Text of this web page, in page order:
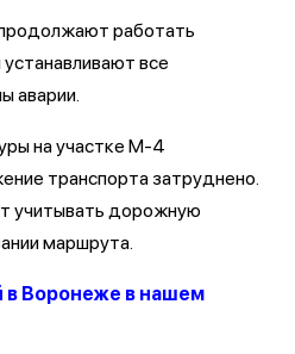
работать
все
аварии.
на участке М-4
транспорта затруднено.
учитывать дорожную
маршрута.
в Воронеже в нашем